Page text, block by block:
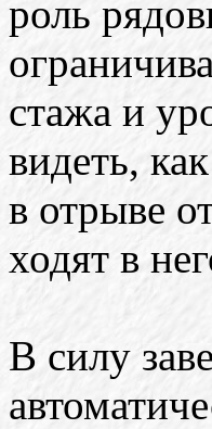
роль
стажа и
видеть,
в отрыве
ходят в
В силу